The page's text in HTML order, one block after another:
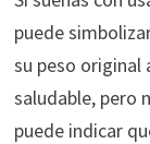
puede
su peso original
saludable, pero
puede indicar